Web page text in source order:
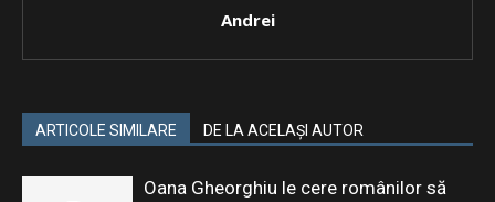
Andrei
ARTICOLE SIMILARE DE LA ACELAȘI AUTOR
Oana Gheorghiu le cere românilor să